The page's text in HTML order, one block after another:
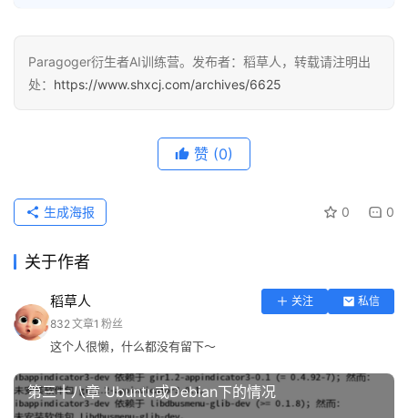
目
录
行
A
免
课
程
A
I
Paragoger衍生者AI训练营。发布者：稻草人，转载请注明出
处： https://www.shxcj.com/archives/6625
赞 (0)
0 0
生成海报
关于作者
稻草人 关注
私信
832文章1 粉丝
这个人很懒，什么都没有留下～
第三十八章 Ubuntu或Debian下的情况